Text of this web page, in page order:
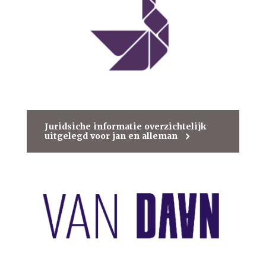
Juridsiche informatie overzichtelijk
uitgelegd voor jan en alleman